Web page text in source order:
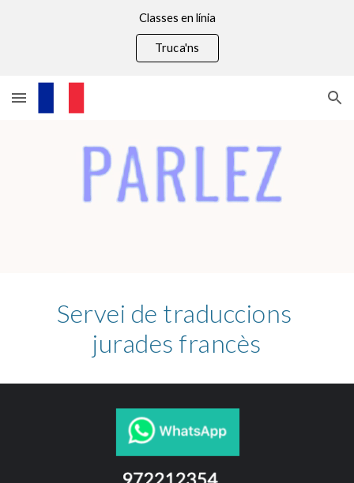
Classes en línia
Truca'ns
Servei de traduccions
jurades francès